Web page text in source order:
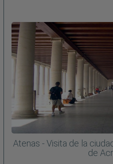
Atenas - Visita de la
de